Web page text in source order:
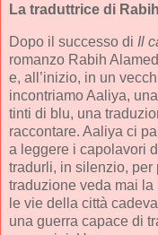
La traduttrice di
Dopo il successo di Il
romanzo Rabih
e, all’inizio, in un
incontriamo Aaliya,
tinti di blu, una
raccontare. Aaliya ci
a leggere i capolavori
tradurli, in silenzio, per
traduzione veda mai
le vie della città
una guerra capace di